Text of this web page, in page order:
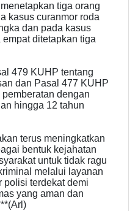
tiga orang
kasus curanmor roda
dan pada kasus
ditetapkan tiga
479 KUHP tentang
dan Pasal 477 KUHP
dengan
hingga 12 tahun
terus meningkatkan
bentuk kejahatan
untuk tidak ragu
melalui layanan
polisi terdekat demi
yang aman dan